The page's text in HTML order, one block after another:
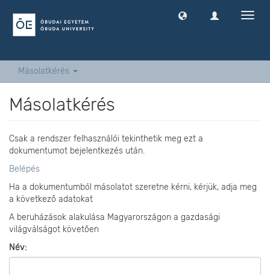
Másolatkérés
Másolatkérés
Csak a rendszer felhasználói tekinthetik meg ezt a
dokumentumot bejelentkezés után.
Belépés
Ha a dokumentumból másolatot szeretne kérni, kérjük, adja meg
a következő adatokat
A beruházások alakulása Magyarországon a gazdasági
világválságot követően
Név: